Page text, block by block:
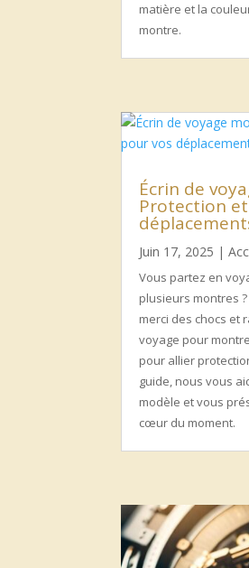
matière et la
montre.
Écrin de
Protection
Juin 17, 2025 |
Vous partez en
plusieurs montres
merci des chocs et
voyage pour
pour allier
guide, nous vous
modèle et vous
cœur du moment.